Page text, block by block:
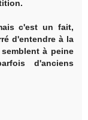
c'est un fait,
d'entendre à la
à peine
d'anciens